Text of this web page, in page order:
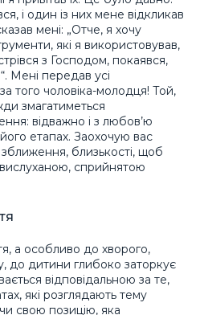
і один із них мене відкликав
мені: „Отче, я хочу
які я використовував,
з Господом, покаявся,
Мені передав усі
того чоловіка-молодця! Той,
змагатиметься
відважно і з любов’ю
етапах. Заохочую вас
близькості, щоб
сприйнятою
а особливо до хворого,
до дитини глибоко заторкує
відповідальною за те,
які розглядають тему
свою позицію, яка